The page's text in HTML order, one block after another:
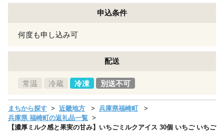
申込条件
何度も申し込み可
配送
常温 冷蔵 冷凍 別送不可
まちから探す 近畿地方
兵庫県福崎町
兵庫県 福崎町の返礼品一覧
【濃厚ミルク感と果実の甘み】いちごミルクアイス 30個 いちご いちご